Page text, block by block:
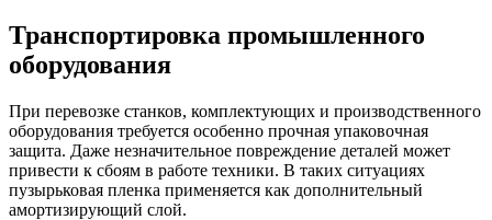
Транспортировка промышленного
оборудования
При перевозке станков, комплектующих и производственного
оборудования требуется особенно прочная упаковочная
защита. Даже незначительное повреждение деталей может
привести к сбоям в работе техники. В таких ситуациях
пузырьковая пленка применяется как дополнительный
амортизирующий слой.